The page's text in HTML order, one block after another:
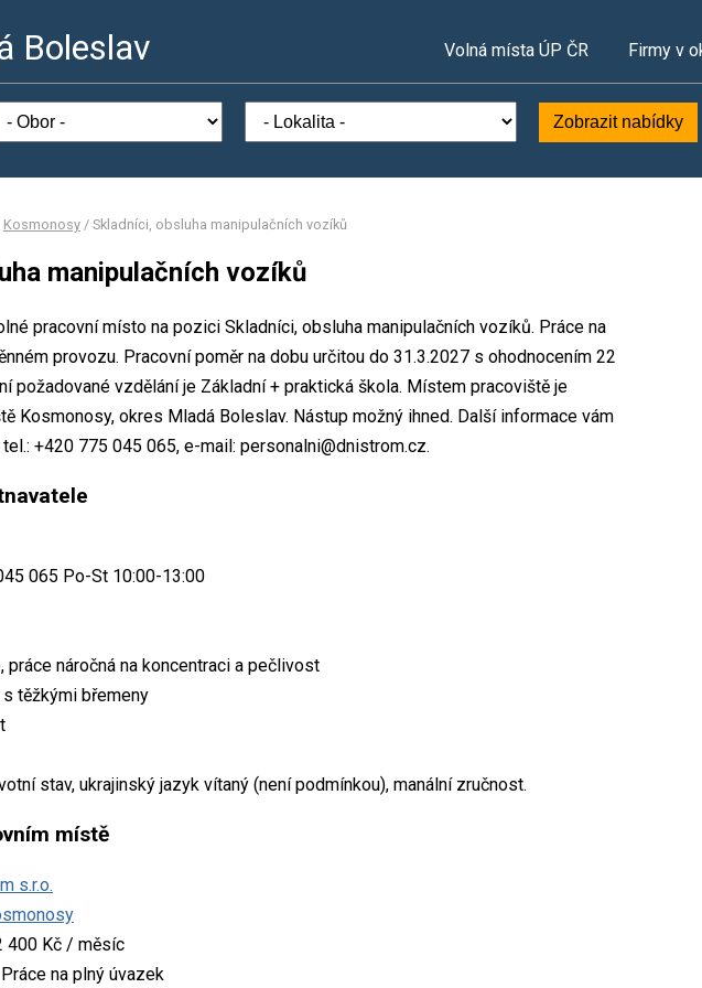
Boleslav Volná místa ÚP ČR Firmy v
Zobrazit nabídky
Kosmonosy / Skladníci, obsluha manipulačních vozíků
manipulačních vozíků
pracovní místo na pozici Skladníci, obsluha manipulačních vozíků. Práce na
provozu. Pracovní poměr na dobu určitou do 31.3.2027 s ohodnocením 22
požadované vzdělání je Základní + praktická škola. Místem pracoviště je
Kosmonosy, okres Mladá Boleslav. Nástup možný ihned. Další informace vám
+420 775 045 065, e-mail: personalni@dnistrom.cz.
065 Po-St 10:00-13:00
práce náročná na koncentraci a pečlivost
těžkými břemeny
stav, ukrajinský jazyk vítaný (není podmínkou), manální zručnost.
místě
s.r.o.
400 Kč / měsíc
Práce na plný úvazek